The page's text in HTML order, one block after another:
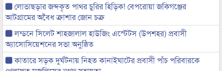
লোভাছড়ার জব্দকৃত পাথর চুরির হিড়িক! বেপরোয়া জকিগঞ্জের
আটগ্রামের অবৈধ ক্রাশার জোন চক্র
লন্ডনে সিলেট শাহজালাল হাউজিং এস্টেটস (উপশহর) প্রবাসী
অ্যাসোসিয়েশনের সভা অনুষ্ঠিত
কাতারে সড়ক দুর্ঘটনায় নিহত কানাইঘাটের প্রবাসী পাঁচ পরিবারকে